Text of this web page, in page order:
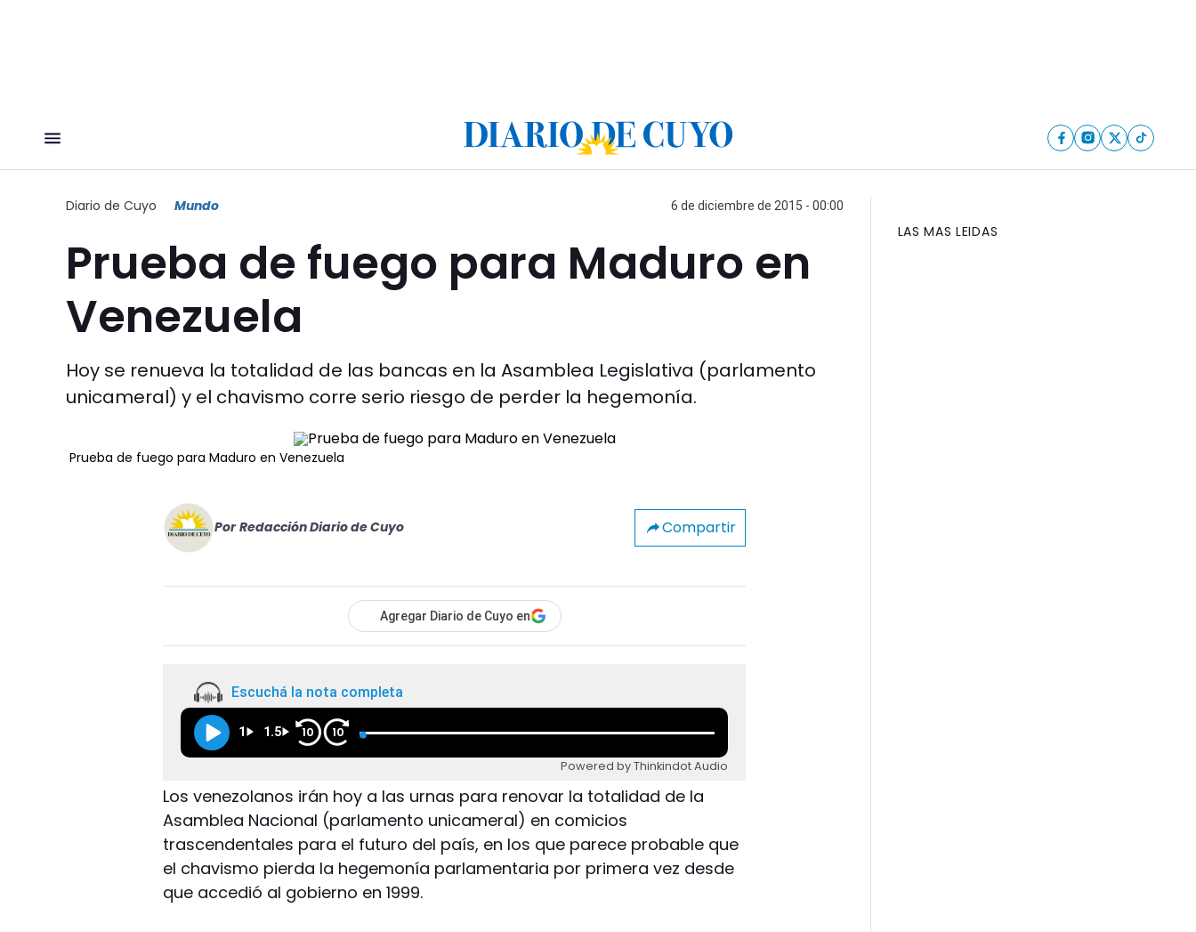
Diario de Cuyo Mundo 6 de diciembre de 2015 - 00:00
Prueba de fuego para Maduro en
Venezuela
Hoy se renueva la totalidad de las bancas en la Asamblea Legislativa (parlamento
unicameral) y el chavismo corre serio riesgo de perder la hegemonía.
Prueba de fuego para Maduro en Venezuela
Por Redacción Diario de Cuyo Compartir
Agregar Diario de Cuyo en
Escuchá la nota completa
1 1.5 10 10
Powered by Thinkindot Audio
Los venezolanos irán hoy a las urnas para renovar la totalidad de la
Asamblea Nacional (parlamento unicameral) en comicios
trascendentales para el futuro del país, en los que parece probable que
el chavismo pierda la hegemonía parlamentaria por primera vez desde
que accedió al gobierno en 1999.
LAS MAS LEIDAS